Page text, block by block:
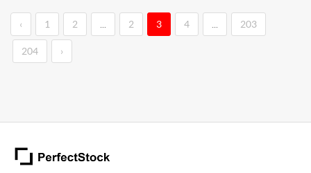
‹ 1 2 2 3 4 203
204 ›